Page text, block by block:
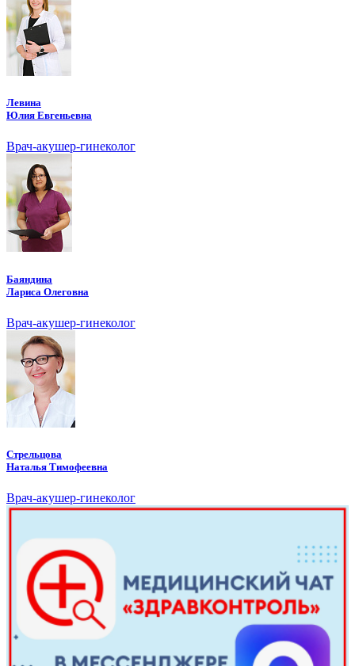
Левина
Юлия Евгеньевна
Врач-акушер-гинеколог
Баяндина
Лариса Олеговна
Врач-акушер-гинеколог
Стрельцова
Наталья Тимофеевна
Врач-акушер-гинеколог